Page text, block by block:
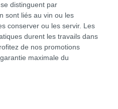
distinguent par
sont liés au vin ou les
conserver ou les servir. Les
durent les travails dans
de nos promotions
maximale du